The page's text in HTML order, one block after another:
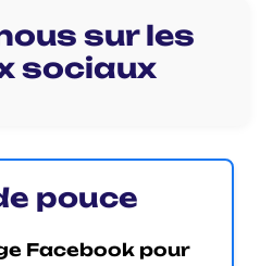
sur les
sociaux
pouce
Facebook pour